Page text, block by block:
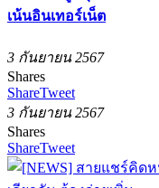
เน้นอินเทอร์เน็ต
3 กันยายน 2567
Shares
ShareTweet
3 กันยายน 2567
Shares
ShareTweet